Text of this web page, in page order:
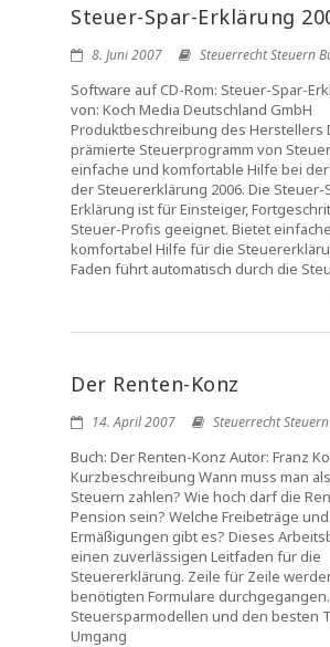
Steuer-Spar-Erklärung
8. Juni 2007 Steuerrecht Steuern
Software auf CD-Rom: Steuer-Spar-
von: Koch Media Deutschland GmbH
Produktbeschreibung des Herstellers
prämierte Steuerprogramm von
einfache und komfortable Hilfe bei
der Steuererklärung 2006. Die Steuer-
Erklärung ist für Einsteiger,
Steuer-Profis geeignet. Bietet
komfortabel Hilfe für die
Faden führt automatisch durch die
Der Renten-Konz
14. April 2007 Steuerrecht
Buch: Der Renten-Konz Autor: Franz
Kurzbeschreibung Wann muss man
Steuern zahlen? Wie hoch darf die
Pension sein? Welche Freibeträge und
Ermäßigungen gibt es? Dieses
einen zuverlässigen Leitfaden für die
Steuererklärung. Zeile für Zeile
benötigten Formulare
Steuersparmodellen und den besten
Umgang